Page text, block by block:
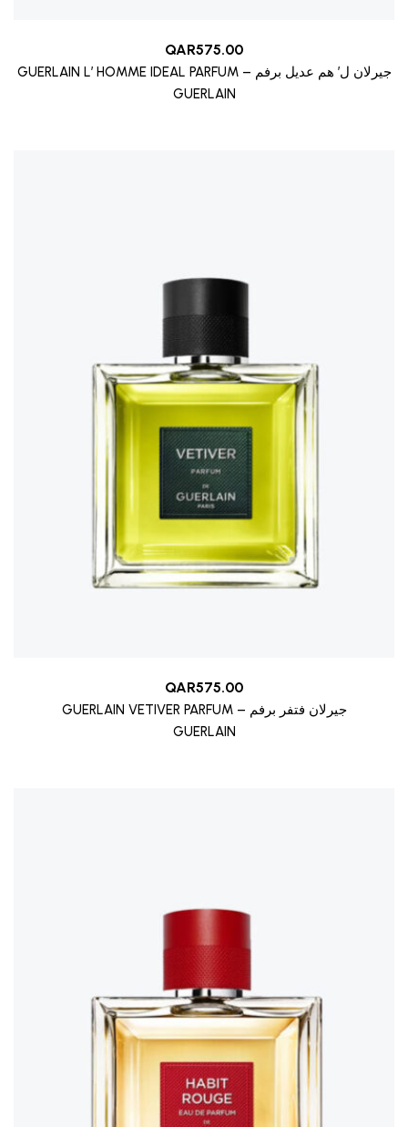
QAR575.00
GUERLAIN L’ HOMME IDEAL PARFUM – جيرلان ل’ هم عديل برفم
GUERLAIN
QAR575.00
GUERLAIN VETIVER PARFUM – جيرلان فتفر برفم
GUERLAIN